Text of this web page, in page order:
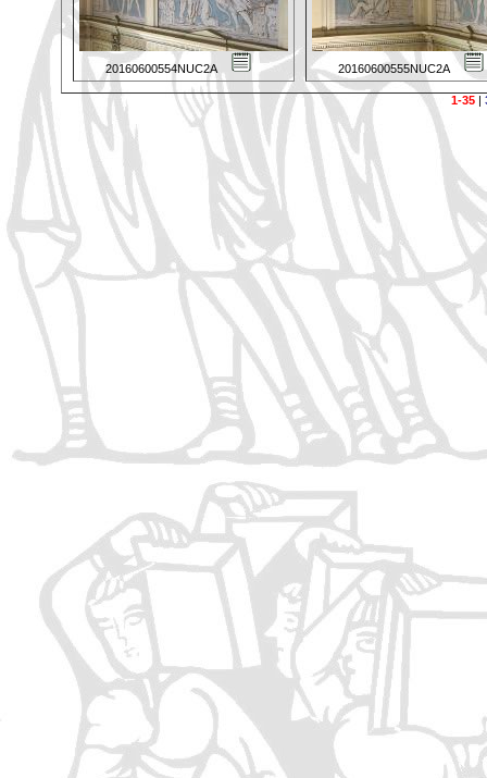
20160600554NUC2A 20160600555NUC2A
1-35|